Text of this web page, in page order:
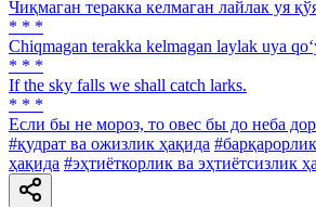
Чиқмаган теракка келмаган лайлак уя
* * *
Chiqmagan terakka kelmagan laylak uya
* * *
If the sky falls we shall catch larks.
* * *
Если бы не мороз, то овес бы до неба
#қудрат ва ожизлик ҳақида
ҳақида #эҳтиёткорлик ва эҳтиётсизлик